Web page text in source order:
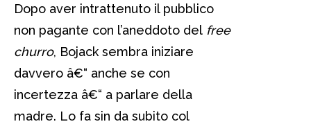
Dopo aver intrattenuto il pubblico
non pagante con l’aneddoto del free
churro, Bojack sembra iniziare
davvero â€“ anche se con
incertezza â€“ a parlare della
madre. Lo fa sin da subito col